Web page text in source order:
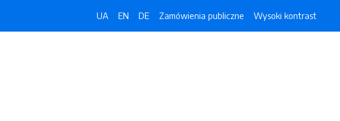
UA EN DE Zamówienia publiczne Wysoki kontrast